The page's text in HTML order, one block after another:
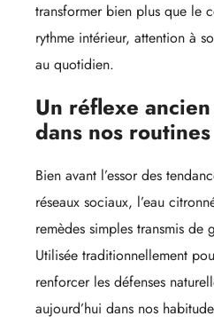
transformer bien plus que le
rythme intérieur, attention à
au quotidien.
Un réflexe
dans nos
Bien avant l’essor des
réseaux sociaux, l’eau
remèdes simples transmis de
Utilisée traditionnellement
renforcer les défenses
aujourd’hui dans nos